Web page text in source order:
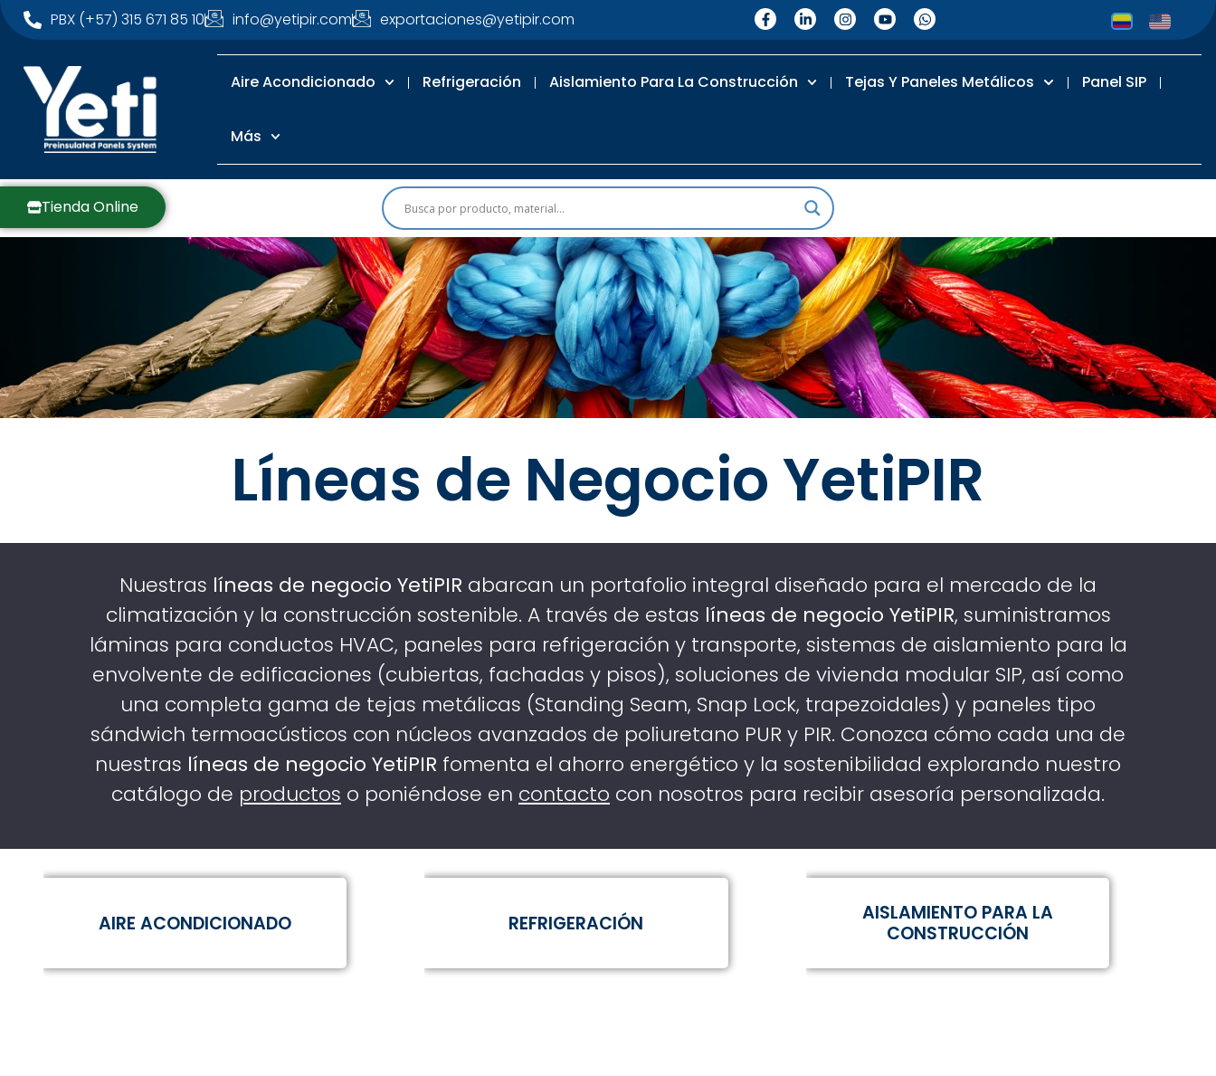
PBX (+57) 315 671 85 10 info@yetipir.com exportaciones@yetipir.com
Aire Acondicionado Refrigeración Aislamiento Para La Construcción Tejas Y Paneles Metálicos Panel SIP
Más
Tienda Online
Líneas de Negocio YetiPIR
Nuestras líneas de negocio YetiPIR abarcan un portafolio integral diseñado para el mercado de la
climatización y la construcción sostenible. A través de estas líneas de negocio YetiPIR, suministramos
láminas para conductos HVAC, paneles para refrigeración y transporte, sistemas de aislamiento para la
envolvente de edificaciones (cubiertas, fachadas y pisos), soluciones de vivienda modular SIP, así como
una completa gama de tejas metálicas (Standing Seam, Snap Lock, trapezoidales) y paneles tipo
sándwich termoacústicos con núcleos avanzados de poliuretano PUR y PIR. Conozca cómo cada una de
nuestras líneas de negocio YetiPIR fomenta el ahorro energético y la sostenibilidad explorando nuestro
catálogo de productos o poniéndose en contacto con nosotros para recibir asesoría personalizada.
AIRE ACONDICIONADO REFRIGERACIÓN
AISLAMIENTO PARA LA
CONSTRUCCIÓN